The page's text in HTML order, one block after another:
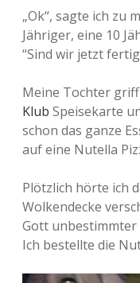
„Ok“, sagte ich zu
Jähriger, eine 10
“Sind wir jetzt
Meine Tochter
Klub Speisekarte
schon das ganze
auf eine Nutella
Plötzlich hörte ich
Wolkendecke
Gott unbestimmter
Ich bestellte die